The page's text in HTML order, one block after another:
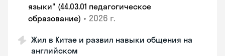
языки" (44.03.01 педагогическое
образование) • 2026 г.
Жил в Китае и развил навыки общения на
английском